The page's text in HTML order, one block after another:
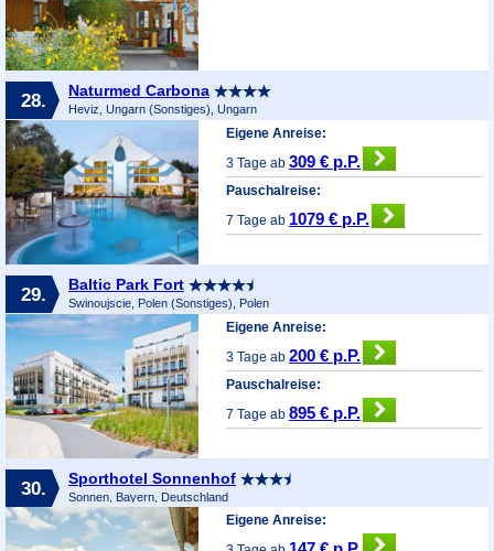
28. Naturmed Carbona
Heviz, Ungarn (Sonstiges), Ungarn
Eigene Anreise:
3 Tage ab309 € p.P.
Pauschalreise:
7 Tage ab 1079 € p.P.
29. Baltic Park Fort
Swinoujscie, Polen (Sonstiges), Polen
Eigene Anreise:
3 Tage ab200 € p.P.
Pauschalreise:
7 Tage ab895 € p.P.
30. Sporthotel Sonnenhof
Sonnen, Bayern, Deutschland
Eigene Anreise: